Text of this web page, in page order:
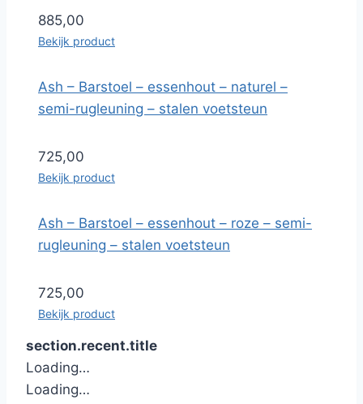
885,00
Bekijk product
Ash – Barstoel – essenhout – naturel –
semi-rugleuning – stalen voetsteun
725,00
Bekijk product
Ash – Barstoel – essenhout – roze – semi-
rugleuning – stalen voetsteun
725,00
Bekijk product
section.recent.title
Loading…
Loading…